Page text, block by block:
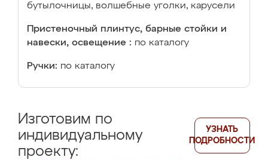
бутылочницы, волшебные уголки, карусели
Пристеночный плинтус, барные стойки и
навески, освещение : по каталогу
Ручки: по каталогу
Изготовим по
индивидуальному
проекту:
УЗНАТЬ
ПОДРОБНОСТИ